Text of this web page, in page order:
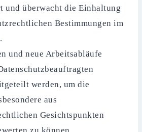
und überwacht die Einhaltung
Bestimmungen im
und neue Arbeitsabläufe
werden, um die
aus
Gesichtspunkten